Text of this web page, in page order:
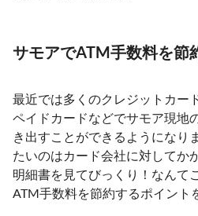
サモアでATM手数料を節
最近では多くのクレジットカー
ペイドカードなどでサモア現地
き出すことができるようになり
たいのはカード会社に対してか
明細書を見てびっくり！なんて
ATM手数料を節約するポイント